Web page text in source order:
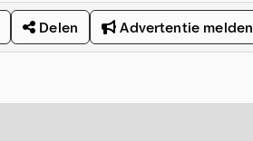
Delen Advertentie melden